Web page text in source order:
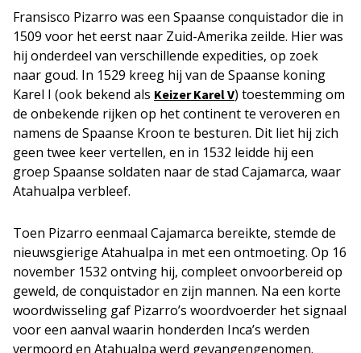
Fransisco Pizarro was een Spaanse conquistador die in
1509 voor het eerst naar Zuid-Amerika zeilde. Hier was
hij onderdeel van verschillende expedities, op zoek
naar goud. In 1529 kreeg hij van de Spaanse koning
Karel I (ook bekend als Keizer Karel V) toestemming om
de onbekende rijken op het continent te veroveren en
namens de Spaanse Kroon te besturen. Dit liet hij zich
geen twee keer vertellen, en in 1532 leidde hij een
groep Spaanse soldaten naar de stad Cajamarca, waar
Atahualpa verbleef.
Toen Pizarro eenmaal Cajamarca bereikte, stemde de
nieuwsgierige Atahualpa in met een ontmoeting. Op 16
november 1532 ontving hij, compleet onvoorbereid op
geweld, de conquistador en zijn mannen. Na een korte
woordwisseling gaf Pizarro’s woordvoerder het signaal
voor een aanval waarin honderden Inca’s werden
vermoord en Atahualpa werd gevangengenomen.